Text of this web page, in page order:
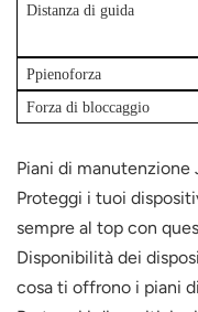
Distanza di guida
Ppienoforza
Forza di bloccaggio
Piani di manutenzione
Proteggi i tuoi
sempre al top con
Disponibilità dei
cosa ti offrono i piani